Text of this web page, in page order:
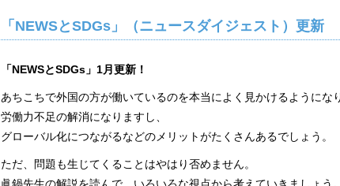
「NEWSとSDGs」（ニュースダイジェスト）更新
「NEWSとSDGs」1月更新！
あちこちで外国の方が働いているのを本当によく見かけるようにな
労働力不足の解消になりますし、
グローバル化につながるなどのメリットがたくさんあるでしょう。
ただ、問題も生じてくることはやはり否めません。